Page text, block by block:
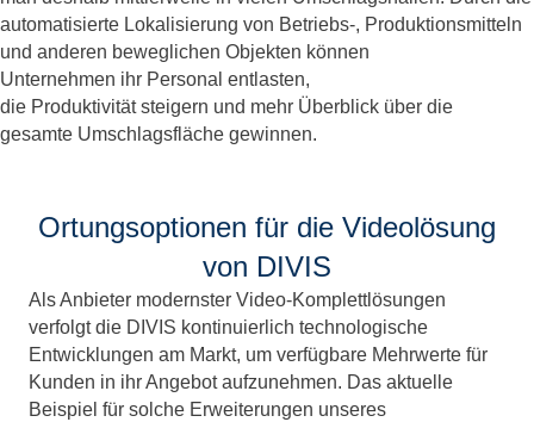
automatisierte Lokalisierung von Betriebs-, Produktionsmitteln
und anderen beweglichen Objekten können
Unternehmen ihr Personal entlasten,
die Produktivität steigern und mehr Überblick über die
gesamte Umschlagsfläche gewinnen.
Ortungsoptionen für die Videolösung
von DIVIS
Als Anbieter modernster Video-Komplettlösungen
verfolgt die DIVIS kontinuierlich technologische
Entwicklungen am Markt, um verfügbare Mehrwerte für
Kunden in ihr Angebot aufzunehmen. Das aktuelle
Beispiel für solche Erweiterungen unseres